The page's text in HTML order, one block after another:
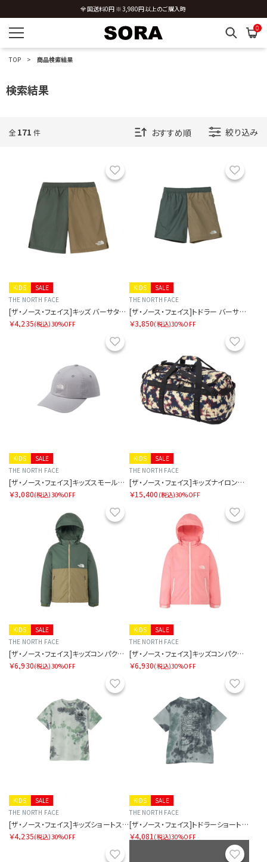
全国送料0円 ※3,980円以上のご購入時
新規会員登録 ※今ならすぐに使える500円分のクーポンプレゼント
0
TOP 商品検索結果
検索結果
全 171 件 絞り込み
お気に入り
SALE
KIDS
THE NORTH FACE
[ザ・ノース・フェイス]キッズ バーサタイルショート
￥4,235(税込)30%OFF
SALE
KIDS
THE NORTH FACE
[ザ・ノース・フェイス]トドラー バーサタイルショート
￥3,850(税込)30%OFF
お気に入り
SALE
KIDS
THE NORTH FACE
[ザ・ノース・フェイス]キッズスモールロゴキャップ
￥3,080(税込)30%OFF
SALE
KIDS
THE NORTH FACE
[ザ・ノース・フェイス]キッズナイロンダッフル50
￥15,400 (税込)30%OFF
お気に入り
SALE
KIDS
THE NORTH FACE
[ザ・ノース・フェイス]キッズコンパクトジャケット
￥6,930(税込)30%OFF
SALE
KIDS
THE NORTH FACE
[ザ・ノース・フェイス]キッズコンパクトジャケット
￥6,930(税込)30%OFF
お気に入り
SALE
KIDS
THE NORTH FACE
[ザ・ノース・フェイス]キッズショートスリーブノベルティビッグルートティー
￥4,235(税込)30%OFF
SALE
KIDS
THE NORTH FACE
[ザ・ノース・フェイス]トドラーショートスリーブノベルティビッグルートティー
￥4,081 (税込)30%OFF
お気に入り